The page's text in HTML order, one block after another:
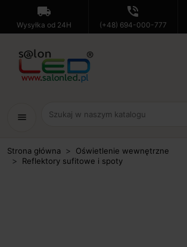
local_shipping
Wysyłka od 24H
phone_in_talk
(+48) 694-000-777
menu
Strona główna
Oświetlenie wewnętrzne
Reflektory sufitowe i spoty